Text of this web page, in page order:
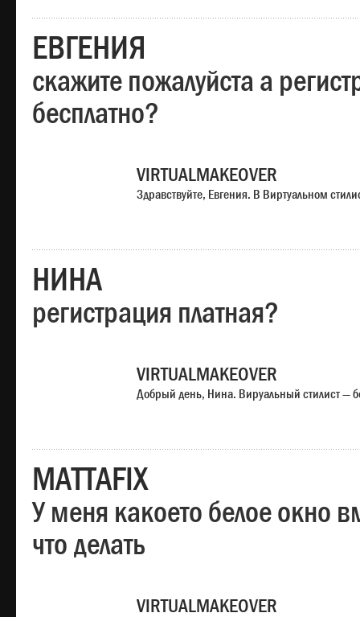
ЕВГЕНИЯ
скажите пожалуйста а
бесплатно?
VIRTUALMAKEOVER
Здравствуйте, Евгения. В Виртуальном
НИНА
регистрация платная?
VIRTUALMAKEOVER
Добрый день, Нина. Вируальный стилист —
MATTAFIX
У меня какоето белое окно
что делать
VIRTUALMAKEOVER